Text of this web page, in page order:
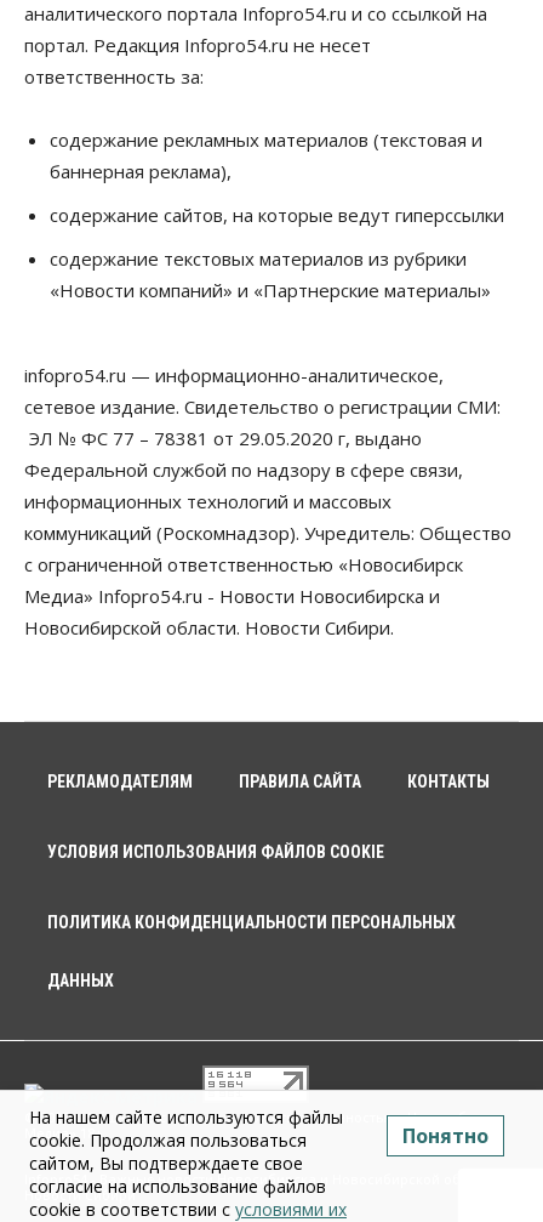
аналитического портала Infopro54.ru и со ссылкой на
портал. Редакция Infopro54.ru не несет
ответственность за:
содержание рекламных материалов (текстовая и
баннерная реклама),
содержание сайтов, на которые ведут гиперссылки
содержание текстовых материалов из рубрики
«Новости компаний» и «Партнерские материалы»
infopro54.ru — информационно-аналитическое,
сетевое издание. Свидетельство о регистрации СМИ:
ЭЛ № ФС 77 – 78381 от 29.05.2020 г, выдано
Федеральной службой по надзору в сфере связи,
информационных технологий и массовых
коммуникаций (Роскомнадзор). Учредитель: Общество
с ограниченной ответственностью «Новосибирск
Медиа» Infopro54.ru - Новости Новосибирска и
Новосибирской области. Новости Сибири.
РЕКЛАМОДАТЕЛЯМ ПРАВИЛА САЙТА КОНТАКТЫ
УСЛОВИЯ ИСПОЛЬЗОВАНИЯ ФАЙЛОВ COOKIE
ПОЛИТИКА КОНФИДЕНЦИАЛЬНОСТИ ПЕРСОНАЛЬНЫХ
ДАННЫХ
© 2026 г. Общество с ограниченной ответственностью «Новосибирск
Медиа» 18+
Infopro54 - Важные новости Новосибирска и Новосибирской области.
Новости Сибири
На нашем сайте используются файлы
cookie. Продолжая пользоваться
сайтом, Вы подтверждаете свое
согласие на использование файлов
cookie в соответствии с условиями их
Понятно